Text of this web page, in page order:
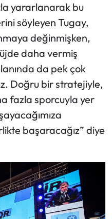
yararlanarak bu
söyleyen Tugay,
değinmişken,
daha vermiş
da pek çok
Doğru bir stratejiyle,
fazla sporcuyla yer
başaracağız” diye